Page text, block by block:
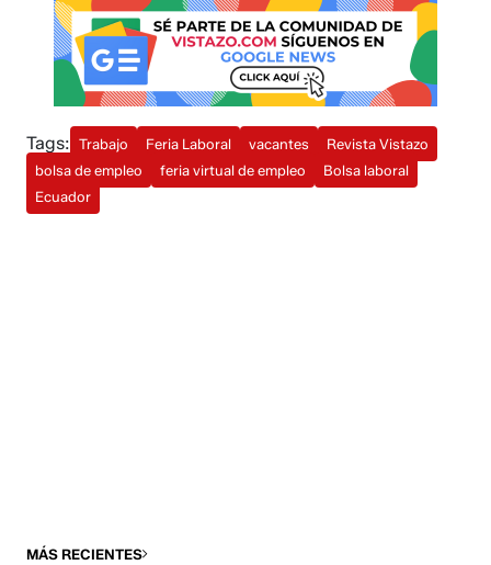
Tags: Trabajo Feria Laboral vacantes
Revista Vistazo
bolsa de empleo
feria virtual de empleo
Bolsa laboral
Ecuador
MÁS RECIENTES